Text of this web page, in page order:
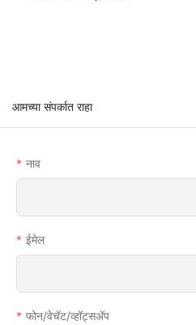
आमच्या संपर्कात राहा
नाव
ईमेल
फोन/वेचॅट/व्हॉट्सअ‍ॅप